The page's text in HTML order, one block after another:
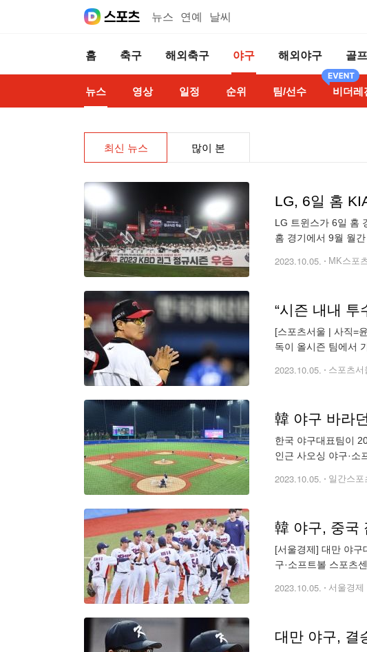
뉴스 연예 날씨
홈 축구 해외축구 야구 해외야구 골프
뉴스 영상 일정 순위 팀/선수 비더레
최신 뉴스 많이 본
LG, 6일 홈
LG 트윈스가 6일 홈
홈 경기에서 9월 월
2023.10.05. MK스포
[스포츠서울 | 사직=
독이 올시즌 팀에서
2023.10.05. 스포츠서
韓 야구 바라
한국 야구대표팀이
인근 사오싱 야구·소
2023.10.05. 일간스포
韓 야구, 중국
[서울경제] 대만 야
구·소프트볼 스포츠
2023.10.05. 서울경제
대만 야구, 결